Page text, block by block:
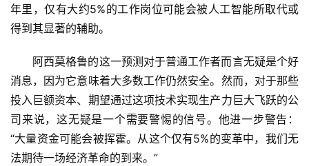
年里，仅有大约5%的工作岗位可能会被人工智能所取代或
得到其显著的辅助。
阿西莫格鲁的这一预测对于普通工作者而言无疑是个好
消息，因为它意味着大多数工作仍然安全。然而，对于那些
投入巨额资本、期望通过这项技术实现生产力巨大飞跃的公
司来说，这无疑是一个需要警惕的信号。他进一步警告：
“大量资金可能会被挥霍。从这个仅有5%的变革中，我们无
法期待一场经济革命的到来。”